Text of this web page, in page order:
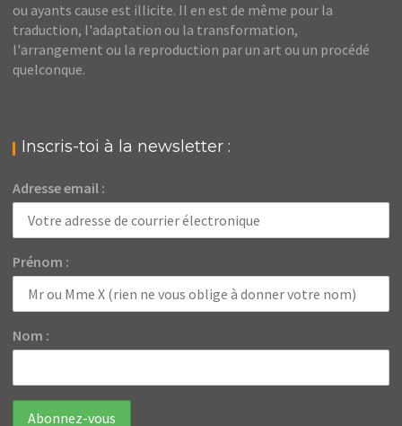
ou ayants cause est illicite. Il en est de même pour la
traduction, l'adaptation ou la transformation,
l'arrangement ou la reproduction par un art ou un procédé
quelconque.
Inscris-toi à la newsletter :
Adresse email :
Prénom :
Nom :